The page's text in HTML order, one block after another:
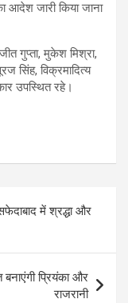
आदेश जारी किया जाना
गुप्ता, मुकेश मिश्रा,
सिंह, विक्रमादित्य
उपस्थित रहे।
में श्रद्धा और
बनाएंगी प्रियंका और
राजरानी